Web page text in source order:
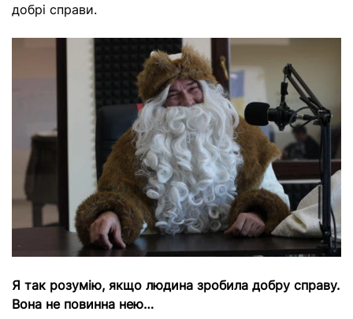
добрі справи.
Я так розумію, якщо людина зробила добру справу.
Вона не повинна нею…